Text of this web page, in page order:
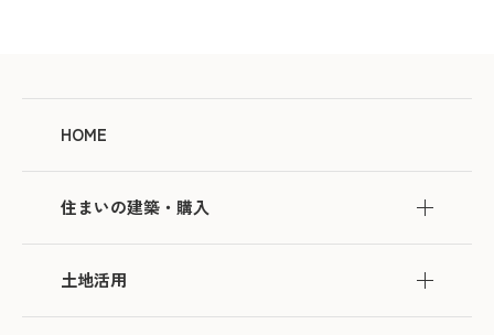
HOME
住まいの建築・購入
土地活用